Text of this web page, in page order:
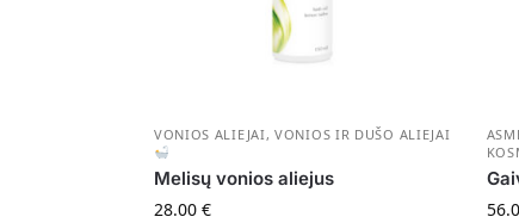
VONIOS ALIEJAI,VONIOS IR DUŠO ALIEJAI
Melisų vonios aliejus
28.00 €